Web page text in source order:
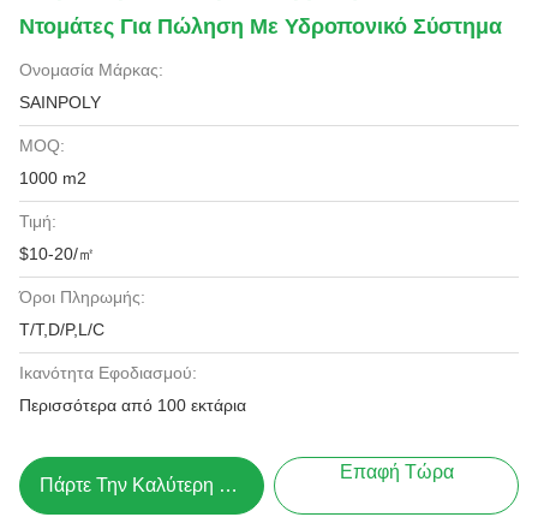
Ντομάτες Για Πώληση Με Υδροπονικό Σύστημα
Ονομασία Μάρκας:
SAINPOLY
MOQ:
1000 m2
Τιμή:
$10-20/㎡
Όροι Πληρωμής:
T/T,D/P,L/C
Ικανότητα Εφοδιασμού:
Περισσότερα από 100 εκτάρια
Πάρτε Την Καλύτερη Τιμή
Επαφή Τώρα